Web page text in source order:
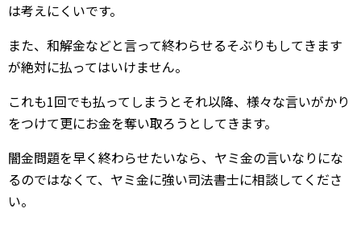
は考えにくいです。
また、和解金などと言って終わらせるそぶりもしてきます
が絶対に払ってはいけません。
これも1回でも払ってしまうとそれ以降、様々な言いがかり
をつけて更にお金を奪い取ろうとしてきます。
闇金問題を早く終わらせたいなら、ヤミ金の言いなりにな
るのではなくて、ヤミ金に強い司法書士に相談してくださ
い。